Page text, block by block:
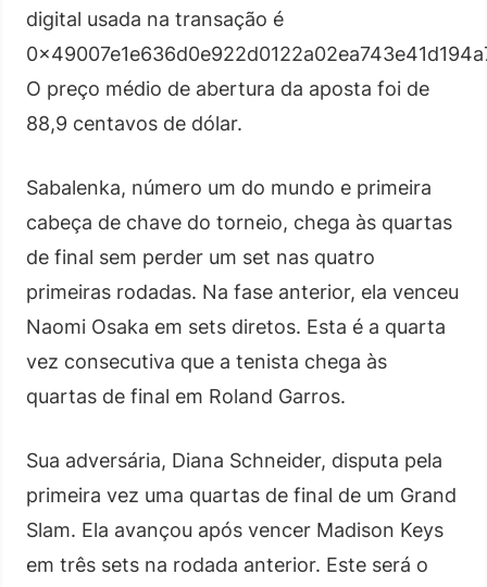
digital usada na transação é
O preço médio de abertura da aposta foi de
88,9 centavos de dólar.
Sabalenka, número um do mundo e primeira
cabeça de chave do torneio, chega às quartas
de final sem perder um set nas quatro
primeiras rodadas. Na fase anterior, ela venceu
Naomi Osaka em sets diretos. Esta é a quarta
vez consecutiva que a tenista chega às
quartas de final em Roland Garros.
Sua adversária, Diana Schneider, disputa pela
primeira vez uma quartas de final de um Grand
Slam. Ela avançou após vencer Madison Keys
em três sets na rodada anterior. Este será o